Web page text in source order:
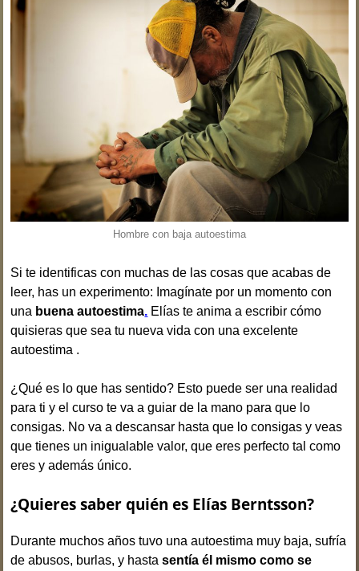
Hombre con baja autoestima
Si te identificas con muchas de las cosas que acabas de
leer, has un experimento: Imagínate por un momento con
una buena autoestima. Elías te anima a escribir cómo
quisieras que sea tu nueva vida con una excelente
autoestima .
¿Qué es lo que has sentido? Esto puede ser una realidad
para ti y el curso te va a guiar de la mano para que lo
consigas. No va a descansar hasta que lo consigas y veas
que tienes un inigualable valor, que eres perfecto tal como
eres y además único.
¿Quieres saber quién es Elías Berntsson?
Durante muchos años tuvo una autoestima muy baja, sufría
de abusos, burlas, y hastasentía él mismo como se